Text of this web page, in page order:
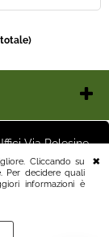
Cliccando su
Per decidere quali
informazioni è
Via Polesine
Brescia (BS)